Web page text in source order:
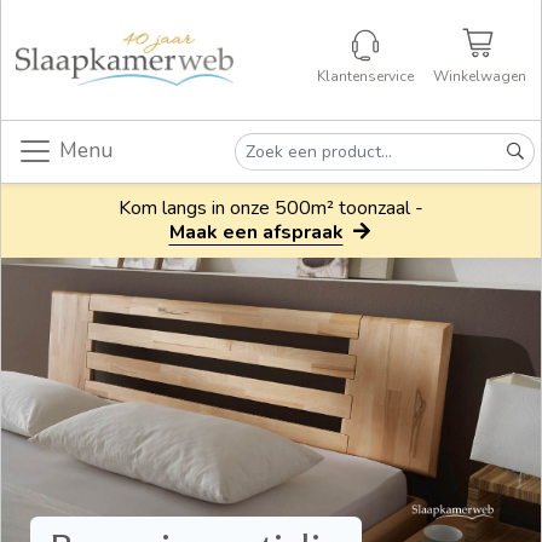
Klantenservice Winkelwagen
Menu
Kom langs in onze 500m² toonzaal -
Maak een afspraak